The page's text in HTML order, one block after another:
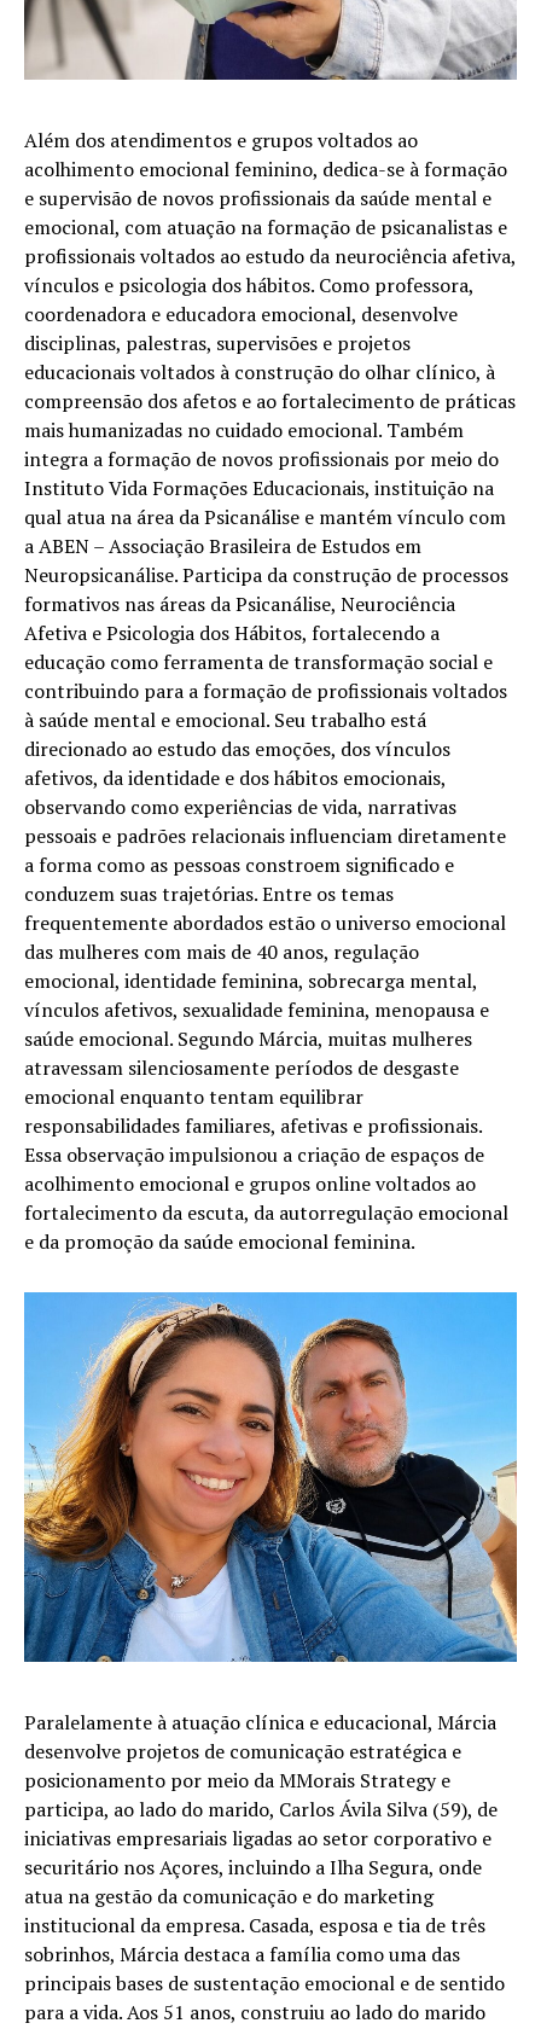
Além dos atendimentos e grupos voltados ao
acolhimento emocional feminino, dedica-se à formação
e supervisão de novos profissionais da saúde mental e
emocional, com atuação na formação de psicanalistas e
profissionais voltados ao estudo da neurociência afetiva,
vínculos e psicologia dos hábitos. Como professora,
coordenadora e educadora emocional, desenvolve
disciplinas, palestras, supervisões e projetos
educacionais voltados à construção do olhar clínico, à
compreensão dos afetos e ao fortalecimento de práticas
mais humanizadas no cuidado emocional. Também
integra a formação de novos profissionais por meio do
Instituto Vida Formações Educacionais, instituição na
qual atua na área da Psicanálise e mantém vínculo com
a ABEN – Associação Brasileira de Estudos em
Neuropsicanálise. Participa da construção de processos
formativos nas áreas da Psicanálise, Neurociência
Afetiva e Psicologia dos Hábitos, fortalecendo a
educação como ferramenta de transformação social e
contribuindo para a formação de profissionais voltados
à saúde mental e emocional. Seu trabalho está
direcionado ao estudo das emoções, dos vínculos
afetivos, da identidade e dos hábitos emocionais,
observando como experiências de vida, narrativas
pessoais e padrões relacionais influenciam diretamente
a forma como as pessoas constroem significado e
conduzem suas trajetórias. Entre os temas
frequentemente abordados estão o universo emocional
das mulheres com mais de 40 anos, regulação
emocional, identidade feminina, sobrecarga mental,
vínculos afetivos, sexualidade feminina, menopausa e
saúde emocional. Segundo Márcia, muitas mulheres
atravessam silenciosamente períodos de desgaste
emocional enquanto tentam equilibrar
responsabilidades familiares, afetivas e profissionais.
Essa observação impulsionou a criação de espaços de
acolhimento emocional e grupos online voltados ao
fortalecimento da escuta, da autorregulação emocional
e da promoção da saúde emocional feminina.
Paralelamente à atuação clínica e educacional, Márcia
desenvolve projetos de comunicação estratégica e
posicionamento por meio da MMorais Strategy e
participa, ao lado do marido, Carlos Ávila Silva (59), de
iniciativas empresariais ligadas ao setor corporativo e
securitário nos Açores, incluindo a Ilha Segura, onde
atua na gestão da comunicação e do marketing
institucional da empresa. Casada, esposa e tia de três
sobrinhos, Márcia destaca a família como uma das
principais bases de sustentação emocional e de sentido
para a vida. Aos 51 anos, construiu ao lado do marido